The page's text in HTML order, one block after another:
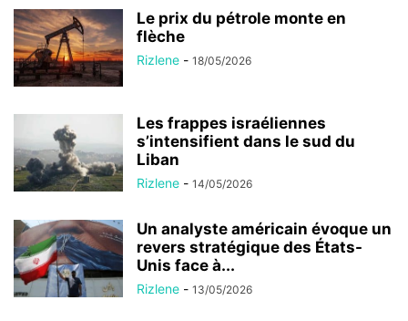
Le prix du pétrole monte en
flèche
Rizlene - 18/05/2026
Les frappes israéliennes
s’intensifient dans le sud du
Liban
Rizlene - 14/05/2026
Un analyste américain évoque un
revers stratégique des États-
Unis face à...
Rizlene - 13/05/2026